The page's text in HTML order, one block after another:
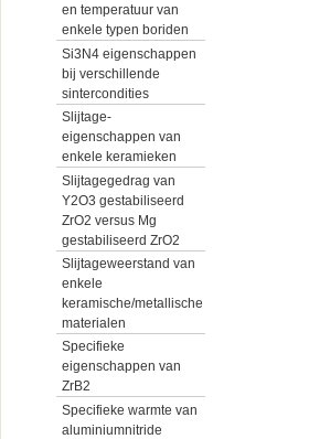
en temperatuur van
enkele typen boriden
Si3N4 eigenschappen
bij verschillende
sintercondities
Slijtage-
eigenschappen van
enkele keramieken
Slijtagegedrag van
Y2O3 gestabiliseerd
ZrO2 versus Mg
gestabiliseerd ZrO2
Slijtageweerstand van
enkele
keramische/metallische
materialen
Specifieke
eigenschappen van
ZrB2
Specifieke warmte van
aluminiumnitride